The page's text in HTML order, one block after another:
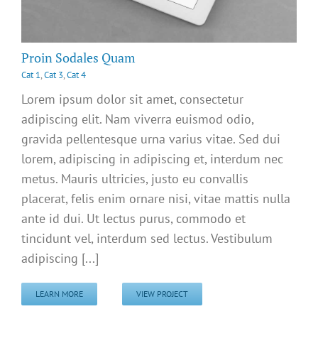
Proin Sodales Quam
Cat 1,Cat 3,Cat 4
Lorem ipsum dolor sit amet, consectetur
adipiscing elit. Nam viverra euismod odio,
gravida pellentesque urna varius vitae. Sed dui
lorem, adipiscing in adipiscing et, interdum nec
metus. Mauris ultricies, justo eu convallis
placerat, felis enim ornare nisi, vitae mattis nulla
ante id dui. Ut lectus purus, commodo et
tincidunt vel, interdum sed lectus. Vestibulum
adipiscing [...]
LEARN MORE VIEW PROJECT